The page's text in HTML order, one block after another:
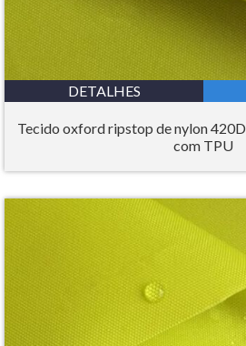
DETALHES
Tecido oxford ripstop de nylon
com TPU